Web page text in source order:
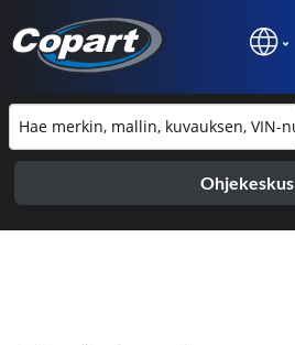
Ohjekeskus